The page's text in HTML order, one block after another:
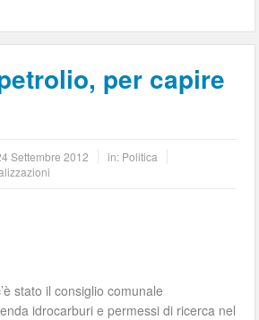
per capire
Settembre 2012 in: Politica
stato il consiglio comunale
idrocarburi e permessi di ricerca nel